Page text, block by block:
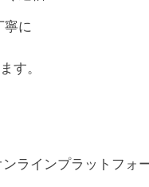
に
す。
ンラインプラットフ